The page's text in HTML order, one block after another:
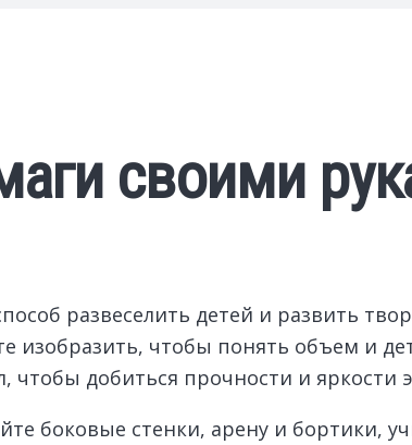
своими
развеселить детей и развить
изобразить, чтобы понять объем и
добиться прочности и яркости
боковые стенки, арену и бортики,